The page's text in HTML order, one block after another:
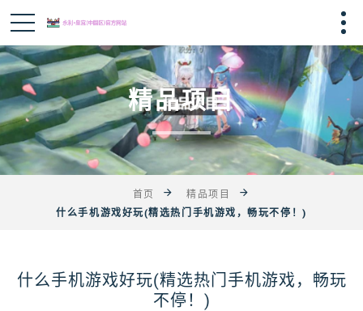
精品项目
首页
精品项目
什么手机游戏好玩(精选热门手机游戏，畅玩不停！)
什么手机游戏好玩(精选热门手机游戏，畅玩
不停！)